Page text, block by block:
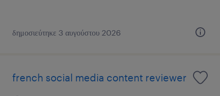
δημοσιεύτηκε 3 αυγούστου 2026
french social media content reviewer